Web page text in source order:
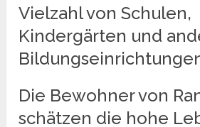
Vielzahl von Schulen,
Kindergärten und
Die Bewohner von
schätzen die hohe